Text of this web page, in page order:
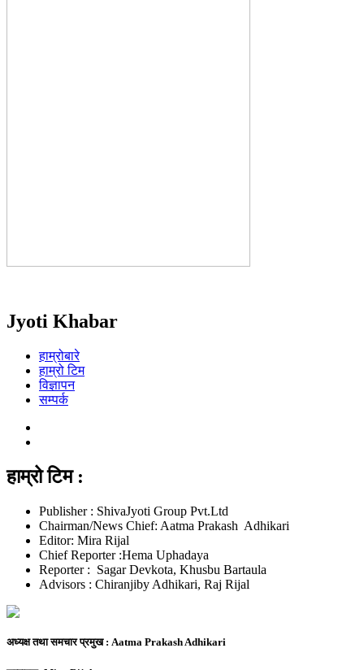
Jyoti Khabar
हाम्रोबारे
हाम्रो टिम
विज्ञापन
सम्पर्क
हाम्रो टिम :
Publisher : ShivaJyoti Group Pvt.Ltd
Chairman/News Chief: Aatma Prakash Adhikari
Editor: Mira Rijal
Chief Reporter :Hema Uphadaya
Reporter : Sagar Devkota, Khusbu Bartaula
Advisors : Chiranjiby Adhikari, Raj Rijal
अध्यक्ष तथा समचार प्रमुख : Aatma Prakash Adhikari